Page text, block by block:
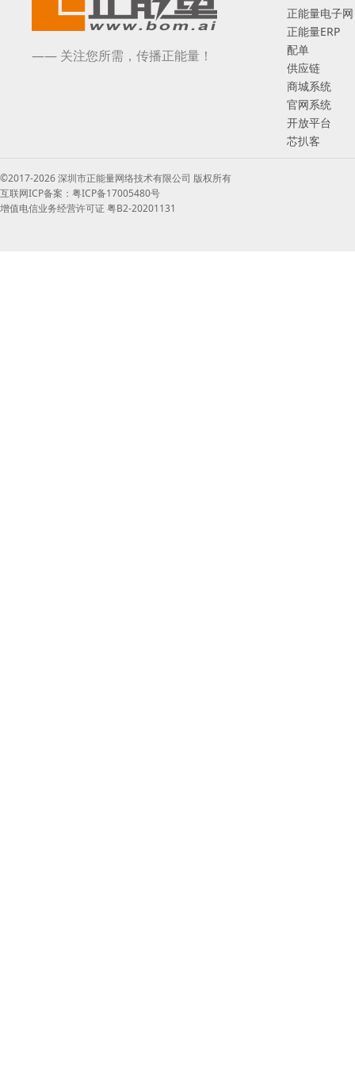
—— 关注您所需，传播正能量！
正能量电子网
正能量ERP
配单
供应链
商城系统
官网系统
开放平台
芯扒客
©2017-2026 深圳市正能量网络技术有限公司 版权所有
互联网ICP备案：粤ICP备17005480号
增值电信业务经营许可证 粤B2-20201131